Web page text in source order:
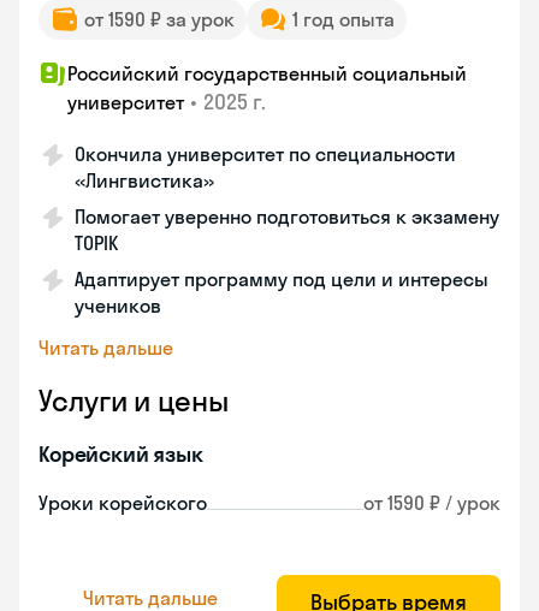
от 1590 ₽ за урок 1 год опыта
Российский государственный социальный
университет • 2025 г.
Окончила университет по специальности
«Лингвистика»
Помогает уверенно подготовиться к экзамену
TOPIK
Адаптирует программу под цели и интересы
учеников
Читать дальше
Услуги и цены
Корейский язык
Уроки корейского от 1590 ₽ / урок
Читать дальше Выбрать время